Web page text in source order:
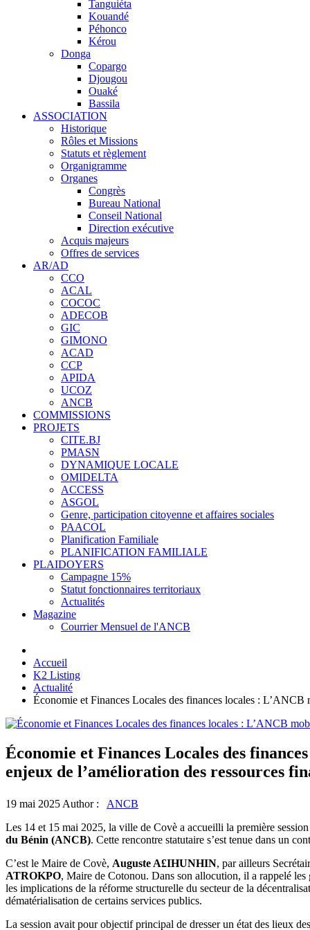
Tanguiéta
Kouandé
Péhonco
Kérou
Donga
Copargo
Djougou
Ouaké
Bassila
ASSOCIATION
Historique
Rôles et Missions
Statuts et règlement
Organigramme
Organes
Congrès
Bureau National
Conseil National
Direction exécutive
Acquis majeurs
Offres de services
AR/AD
CCO
ACAL
COCOC
ADECOB
GIC
GIMONO
ACAD
CCP
APIDA
UCOZ
ANCB
COMMISSIONS
PROJETS
CITE.BJ
PMASN
DYNAMIQUE LOCALE
OMIDELTA
ACCESS
ASGOL
Genre, participation citoyenne et affaires sociales
PAACOL
Planification Familiale
PLANIFICATION FAMILIALE
PLAIDOYERS
Campagne 15%
Statut fonctionnaires territoriaux
Actualités
Magazine
Courrier Mensuel de l'ANCB
Accueil
K2 Listing
Actualité
Économie et Finances Locales des finances locales : L’ANCB
Économie et Finances Locales des
enjeux de l’amélioration des ressources
19 mai 2025 Author : ANCB
Les 14 et 15 mai 2025, la ville de Covè a accueilli la première
du Bénin (ANCB). Cette rencontre statutaire s’est tenue dans un
C’est le Maire de Covè, Auguste A£IHUNHIN, par ailleurs
ATROKPO, Maire de Cotonou. Dans son allocution, il a rappelé les
les implications de la réforme structurelle du secteur de la
dématérialisation de certains services publics.
La session avait pour objectif principal de dresser un état des lieux